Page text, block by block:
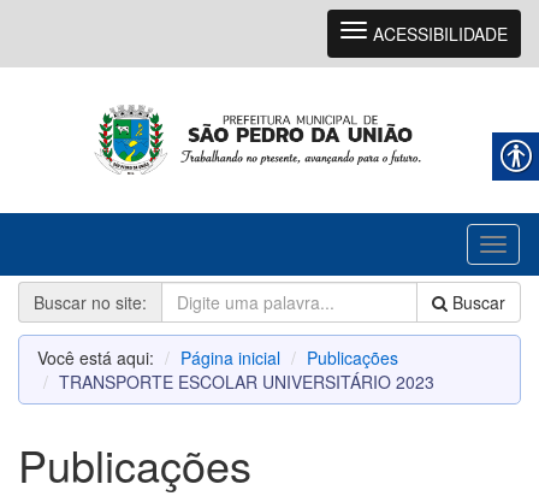
Navegação
ACESSIBILIDADE
Buscar no site:
Buscar
Você está aqui: Página inicial
Publicações
TRANSPORTE ESCOLAR UNIVERSITÁRIO 2023
Publicações